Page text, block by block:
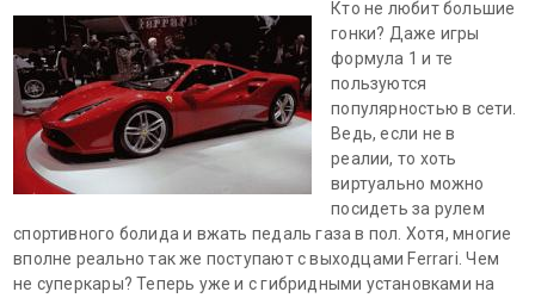
Кто не любит большие
гонки? Даже игры
формула 1 и те
пользуются
популярностью в сети.
Ведь, если не в
реалии, то хоть
виртуально можно
посидеть за рулем
спортивного болида и вжать педаль газа в пол. Хотя, многие
вполне реально так же поступают с выходцами Ferrari. Чем
не суперкары? Теперь уже и с гибридными установками на